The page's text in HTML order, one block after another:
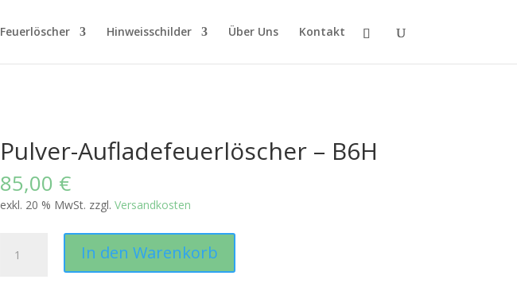
Feuerlöscher Hinweisschilder Über Uns Kontakt
Pulver-Aufladefeuerlöscher – B6H
85,00 €
exkl. 20 % MwSt. zzgl. Versandkosten
AufladefeuerlöscherIn den Warenkorb